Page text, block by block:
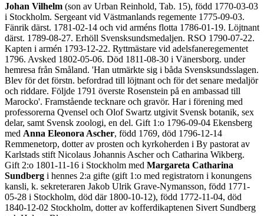
Johan Vilhelm (son av Urban Reinhold, Tab. 15), född 1770-03-03
i Stockholm. Sergeant vid Västmanlands regemente 1775-09-03.
Fänrik därst. 1781-02-14 och vid arméns flotta 1786-01-19. Löjtnant
därst. 1789-08-27. Erhöll Svensksundsmedaljen. RSO 1790-07-22.
Kapten i armén 1793-12-22. Ryttmästare vid adelsfaneregementet
1796. Avsked 1802-05-06. Död 1811-08-30 i Vänersborg. under
hemresa från Småland. 'Han utmärkte sig i båda Svensksundsslagen.
Blev för det förstn. befordrad till löjtnant och för det senare medaljör
och riddare. Följde 1791 överste Rosenstein på en ambassad till
Marocko'. Framstående tecknare och gravör. Har i förening med
professorerna Qvensel och Olof Swartz utgivit Svensk botanik, sex
delar, samt Svensk zoologi, en del. Gift 1:o 1796-09-04 Ekensberg
med Anna Eleonora Ascher, född 1769, död 1796-12-14
Remmenetorp, dotter av prosten och kyrkoherden i By pastorat av
Karlstads stift Nicolaus Johannis Ascher och Catharina Wikberg.
Gift 2:o 1801-11-16 i Stockholm med Margareta Catharina
Sundberg i hennes 2:a gifte (gift 1:o med registratorn i konungens
kansli, k. sekreteraren Jakob Ulrik Grave-Nymansson, född 1771-
05-28 i Stockholm, död där 1800-10-12), född 1772-11-04, död
1840-12-02 Stockholm, dotter av kofferdikaptenen Sivert Sundberg